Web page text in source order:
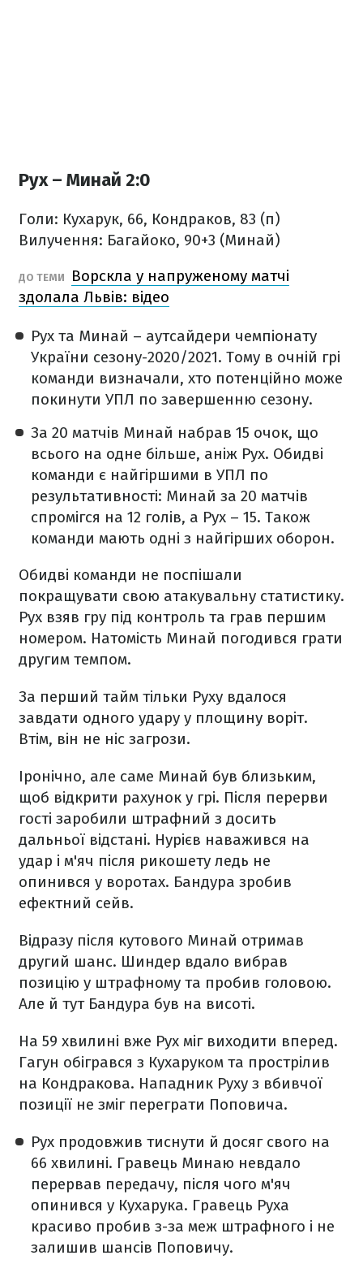
Рух – Минай 2:0
Голи: Кухарук, 66, Кондраков, 83 (п)
Вилучення: Багайоко, 90+3 (Минай)
ДО ТЕМИ
Ворскла у напруженому матчі
здолала Львів: відео
Рух та Минай – аутсайдери чемпіонату
України сезону-2020/2021. Тому в очній грі
команди визначали, хто потенційно може
покинути УПЛ по завершенню сезону.
За 20 матчів Минай набрав 15 очок, що
всього на одне більше, аніж Рух. Обидві
команди є найгіршими в УПЛ по
результативності: Минай за 20 матчів
спромігся на 12 голів, а Рух – 15. Також
команди мають одні з найгірших оборон.
Обидві команди не поспішали
покращувати свою атакувальну статистику.
Рух взяв гру під контроль та грав першим
номером. Натомість Минай погодився грати
другим темпом.
За перший тайм тільки Руху вдалося
завдати одного удару у площину воріт.
Втім, він не ніс загрози.
Іронічно, але саме Минай був близьким,
щоб відкрити рахунок у грі. Після перерви
гості заробили штрафний з досить
дальньої відстані. Нурієв наважився на
удар і м'яч після рикошету ледь не
опинився у воротах. Бандура зробив
ефектний сейв.
Відразу після кутового Минай отримав
другий шанс. Шиндер вдало вибрав
позицію у штрафному та пробив головою.
Але й тут Бандура був на висоті.
На 59 хвилині вже Рух міг виходити вперед.
Гагун обігрався з Кухаруком та прострілив
на Кондракова. Нападник Руху з вбивчої
позиції не зміг переграти Поповича.
Рух продовжив тиснути й досяг свого на
66 хвилині. Гравець Минаю невдало
перервав передачу, після чого м'яч
опинився у Кухарука. Гравець Руха
красиво пробив з-за меж штрафного і не
залишив шансів Поповичу.